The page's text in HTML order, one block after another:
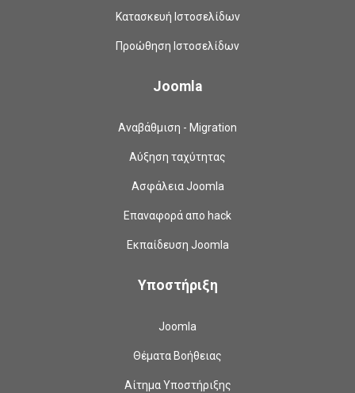
Κατασκευή Ιστοσελίδων
Προώθηση Ιστοσελίδων
Joomla
Αναβάθμιση - Migration
Αύξηση ταχύτητας
Ασφάλεια Joomla
Επαναφορά απο hack
Εκπαίδευση Joomla
Υποστήριξη
Joomla
Θέματα Βοήθειας
Αίτημα Υποστήριξης